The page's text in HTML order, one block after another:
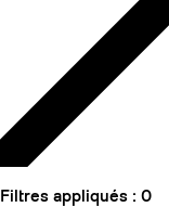
Filtres appliqués : 0